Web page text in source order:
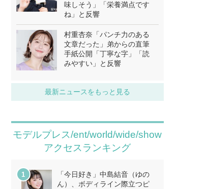
味しそう」「栄養満点です
ね」と反響
村重杏奈「パンチ力のある
文章だった」弟からの直筆
手紙公開「丁寧な字」「読
みやすい」と反響
最新ニュースをもっと見る
モデルプレス/ent/world/wide/show
アクセスランキング
「今日好き」中島結音（ゆの
ん）、ボディライン際立つピ